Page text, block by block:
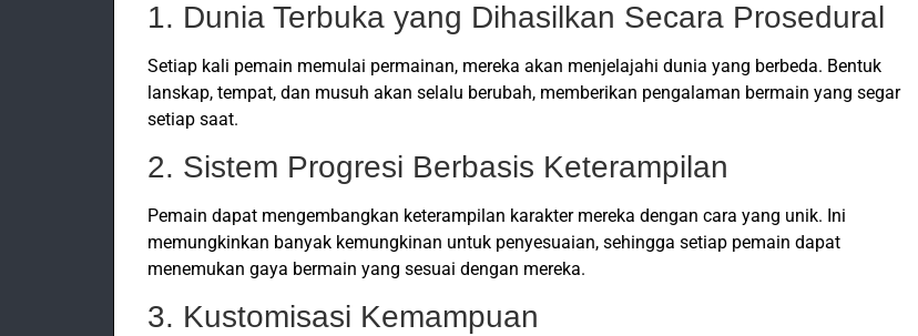
1. Dunia Terbuka yang Dihasilkan Secara Prosedural
Setiap kali pemain memulai permainan, mereka akan menjelajahi dunia yang berbeda. Bentuk
lanskap, tempat, dan musuh akan selalu berubah, memberikan pengalaman bermain yang segar
setiap saat.
2. Sistem Progresi Berbasis Keterampilan
Pemain dapat mengembangkan keterampilan karakter mereka dengan cara yang unik. Ini
memungkinkan banyak kemungkinan untuk penyesuaian, sehingga setiap pemain dapat
menemukan gaya bermain yang sesuai dengan mereka.
3. Kustomisasi Kemampuan